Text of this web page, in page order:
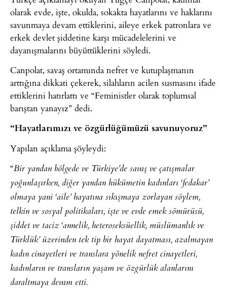
olarak evde, işte, okulda, sokakta hayatlarını ve haklarını
savunmaya devam ettiklerini, aileye erkek patronlara ve
erkek devlet şiddetine karşı mücadelelerini ve
dayanışmalarını büyüttüklerini söyledi.
Canpolat, savaş ortamında nefret ve kutuplaşmanın
arttığına dikkati çekerek, silahların acilen susmasını ifade
ettiklerini hatırlattı ve “Feministler olarak toplumsal
barıştan yanayız” dedi.
“Hayatlarımızı ve özgürlüğümüzü savunuyoruz”
Yapılan açıklama şöyleydi:
“Bir yandan bölgede ve Türkiye’de savaş ve çatışmalar
yoğunlaşırken, diğer yandan hükümetin kadınları ‘fedakar’
olmaya yani ‘aile’ hayatına sıkışmaya zorlayan söylem,
telkin ve sosyal politikaları, işte ve evde emek sömürüsü,
şiddet ve taciz ‘annelik, heteroseksüellik, müslümanlık ve
Türklük’ üzerinden tek tip bir hayat dayatması, azalmayan
kadın cinayetleri ve translara yönelik nefret cinayetleri,
kadınların ve transların yaşam ve özgürlük alanlarını
daraltmaya devam etti.